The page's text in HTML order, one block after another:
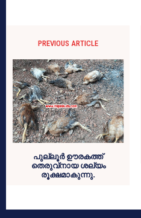
PREVIOUS ARTICLE
പുല്ലൂര്‍ ഊരകത്ത്
തെരുവ്‌നായ ശല്യം
രൂക്ഷമാകുന്നു.